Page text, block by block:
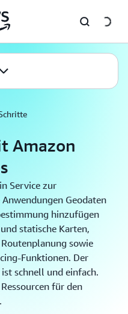
Amazon
Service zur
Geodaten
hinzufügen
statische Karten,
sowie
Funktionen. Der
schnell und einfach.
für den